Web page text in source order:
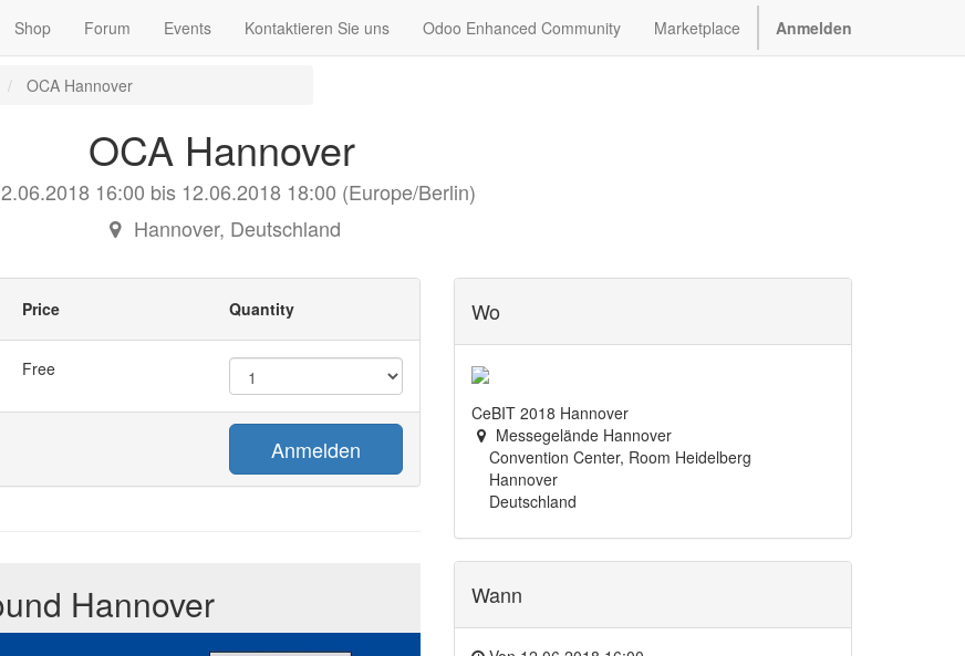
Shop Forum Events Kontaktieren Sie uns Odoo Enhanced Community Marketplace Anmelden
OCA Hannover
OCA Hannover
16:00 bis 12.06.2018 18:00 (Europe/Berlin)
Hannover, Deutschland
Price Quantity
Free
Anmelden
Hannover
Wo
CeBIT 2018 Hannover
Messegelände Hannover
Convention Center, Room Heidelberg
Hannover
Deutschland
Wann